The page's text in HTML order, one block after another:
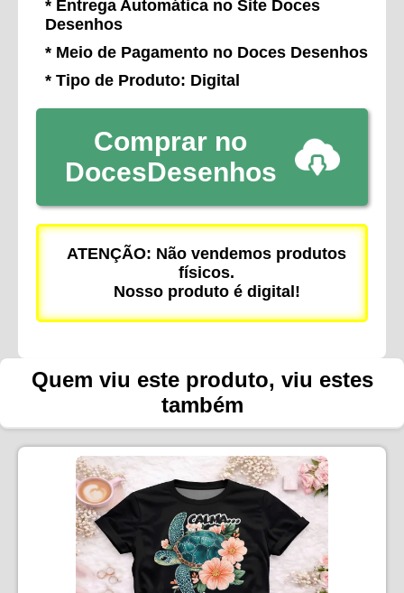
* Entrega Automática no Site Doces
Desenhos
* Meio de Pagamento no Doces Desenhos
* Tipo de Produto: Digital
Comprar no
DocesDesenhos
ATENÇÃO: Não vendemos produtos
físicos.
Nosso produto é digital!
Quem viu este produto, viu estes
também